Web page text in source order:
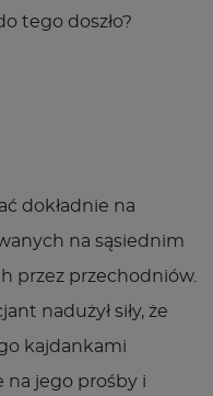
tego doszło?
dokładnie na
na sąsiednim
przez przechodniów.
nadużył siły, że
kajdankami
na jego prośby i